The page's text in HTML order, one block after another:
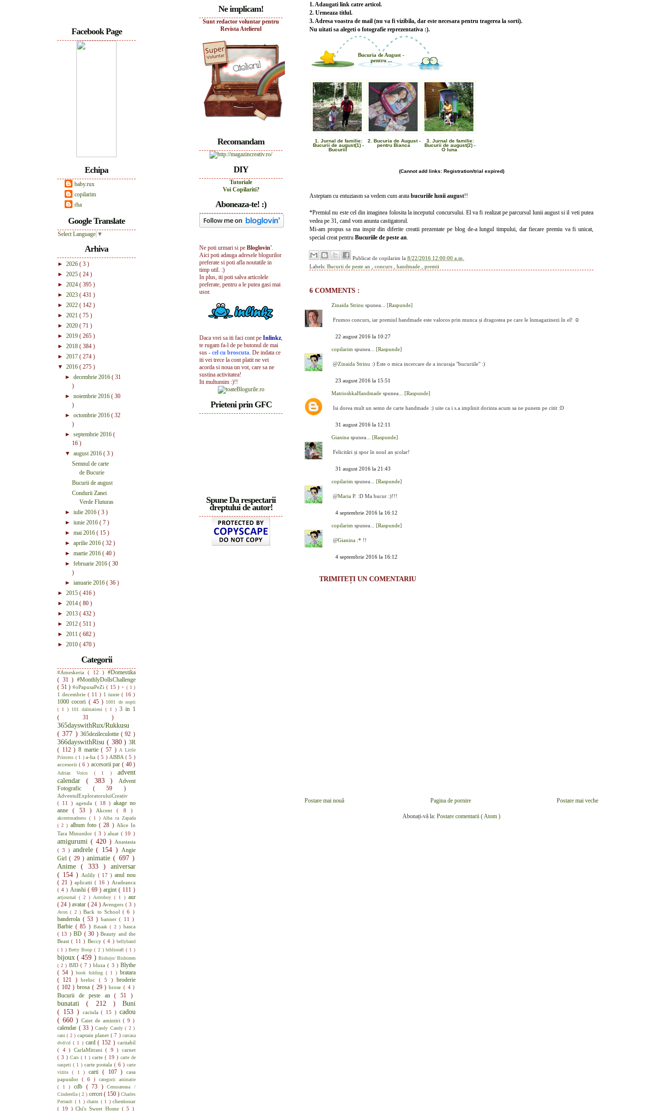
1. Adaugati link catre articol.
2. Urmeaza titlul.
3. Adresa voastra de mail (nu va fi vizibila, dar este necesara pentru tragerea la sorti).
Nu uitati sa alegeti o fotografie reprezentativa :).
Bucuria de August -
pentru ...
1. Jurnal de familie:
Bucurii de august(1) -
Bucuriil
2. Bucuria de August -
pentru Bianca
3. Jurnal de familie:
Bucurii de august(2) -
O luna
(Cannot add links: Registration/trial expired)
Asteptam cu entuziasm sa vedem cum arata bucuriile lunii august!!
*Premiul nu este cel din imaginea folosita la inceputul concursului. El va fi realizat pe parcursul lunii august si il veti putea
vedea pe 31, cand vom anunta castigatorul.
Mi-am propus sa ma inspir din diferite creatii prezentate pe blog de-a lungul timpului, dar fiecare premiu va fi unicat,
special creat pentru Bucuriile de peste an.
Publicat de copilarim la 8/22/2016 12:00:00 a.m.
Labels: Bucurii de peste an concurs handmade premii
6 COMMENTS :
Zinaida Strinu spunea... [Raspunde]
Frumos concurs, iar premiul handmade este valoros prin munca și dragostea pe care le înmagazinezi în el! ☺
22 august 2016 la 10:27
copilarim spunea... [Raspunde]
@Zinaida Strinu :) Este o mica incercare de a incuraja "bucuriile" :)
23 august 2016 la 15:51
MatrioshkaHandmade spunea... [Raspunde]
Isi dorea mult un semn de carte handmade :) uite ca i s.a implinit dorinta acum sa ne punem pe citit :D
31 august 2016 la 12:11
Gianina spunea... [Raspunde]
Felicitări și spor în noul an școlar!
31 august 2016 la 21:43
copilarim spunea... [Raspunde]
@Maria P. :D Ma bucur :)!!!
4 septembrie 2016 la 16:12
copilarim spunea... [Raspunde]
@Gianina :* !!
4 septembrie 2016 la 16:12
TRIMITEȚI UN COMENTARIU
Postare mai nouă Postare mai veche
Pagina de pornire
Abonați-vă la: Postare comentarii ( Atom )
Ne implicam!
Sunt redactor voluntar pentru
Revista Atelierul
Recomandam
DIY
Tutoriale
Voi Copilariti?
Aboneaza-te! :)
Ne poti urmari si pe Bloglovin'.
Aici poti adauga adresele blogurilor
preferate si poti afla noutatile in
timp util. :)
In plus, iti poti salva articolele
preferate, pentru a le putea gasi mai
usor.
Daca vrei sa iti faci cont pe Inlinkz,
te rugam fa-l de pe butonul de mai
sus - cel cu broscuta. De indata ce
iti vei trece la cont platit ne vei
acorda si noua un vot, care sa ne
sustina activitatea!
Iti multumim :)!!
Prieteni prin GFC
Spune Da respectarii
dreptului de autor!
Facebook Page
Echipa
baby.rux
copilarim
rha
Google Translate
Select Language ▼
Arhiva
► 2026 ( 3 )
► 2025 ( 24 )
► 2024 ( 395 )
► 2023 ( 431 )
► 2022 ( 142 )
► 2021 ( 75 )
► 2020 ( 71 )
► 2019 ( 265 )
► 2018 ( 384 )
► 2017 ( 274 )
▼ 2016 ( 275 )
► decembrie 2016 ( 31
)
► noiembrie 2016 ( 30
)
► octombrie 2016 ( 32
)
► septembrie 2016 (
16 )
▼ august 2016 ( 3 )
Semnul de carte
de Bucurie
Bucurii de august
Condurii Zanei
Verde Fluturas
► iulie 2016 ( 3 )
► iunie 2016 ( 7 )
► mai 2016 ( 15 )
► aprilie 2016 ( 32 )
► martie 2016 ( 40 )
► februarie 2016 ( 30
)
► ianuarie 2016 ( 36 )
► 2015 ( 416 )
► 2014 ( 80 )
► 2013 ( 432 )
► 2012 ( 511 )
► 2011 ( 682 )
► 2010 ( 470 )
Categorii
#Ameskeria ( 12 ) #Domestika
( 31 ) #MonthlyDollsChallenge
( 51 )#oPapusaPeZi ( 15 )+ ( 1 )
1 decembrie ( 11 ) 1 iunie ( 16 )
1000 cocori ( 45 ) 1001 de nopti
( 1 ) 101 dalmatieni ( 1 ) 3 in 1
( 31 )
365dayswithRux/Rukkusu
( 377 ) 365dezileculottie( 92 )
366dayswithRisu ( 380 ) 3R
( 112 ) 8 martie( 57 ) A Little
Princess ( 1 ) a-ha ( 5 ) ABBA ( 5 )
accesorii ( 6 ) accesorii par( 40 )
Adrian Voicu ( 1 )advent
calendar ( 383 )
Advent
Fotografic ( 59 )
AdventulExploratoruluiCreativ
( 11 ) agenda ( 18 ) akage no
anne( 53 ) Akcent( 8 )
akcentmadness ( 1 ) Alba ca Zapada
( 2 ) album foto( 28 ) Alice In
Tara Minunilor ( 3 )aluat ( 10 )
amigurumi ( 420 )
Anastasia
( 3 ) andrele( 154 )
Angie
Girl( 29 ) animatie( 697 )
Anime ( 333 ) aniversar
( 154 )
Anlily ( 17 )anul nou
( 21 ) aplicatii ( 16 ) Aradeanca
( 4 ) Arashi ( 69 ) argint ( 111 )
artjournal ( 2 ) Astroboy ( 1 ) aur
( 24 )avatar ( 24 ) Avengers ( 3 )
Avon( 2 )Back to School( 6 )
banderola ( 53 ) banner( 11 )
Barbie ( 85 ) Basaak( 2 ) basca
( 13 )BD ( 30 )Beauty and the
Beast( 11 ) Beccy ( 4 ) bellyband
( 1 )Betty Boop( 2 ) biblioraft ( 1 )
bijoux( 459 ) Bishojo/ Bishonen
( 2 ) BJD ( 7 )bluza( 3 )Blythe
( 54 ) book folding ( 1 ) bratara
( 121 )breloc ( 5 )broderie
( 102 )brosa ( 29 )brose ( 4 )
Bucurii de peste an( 51 )
bunatati( 212 ) Buni
( 153 )
caciula( 15 )cadou
( 660 ) Caiet de amintiri ( 9 )
calendar ( 33 )Candy Candy( 2 )
cani( 2 ) captain planet ( 7 )carcasa
dvd/cd ( 1 ) card( 152 ) caritabil
( 4 ) CarlaMitrani( 9 )carnet
( 3 ) Cars ( 1 ) carte ( 19 ) carte de
oaspeti ( 1 ) carte postala( 6 )carte
vizita ( 1 ) carti ( 107 ) casa
papusilor ( 6 ) categorii animatie
( 1 ) cdb ( 73 )Cenusareasa /
Cinderella( 2 ) cercei ( 150 ) Charles
Perrault ( 1 ) charm ( 1 ) chestionar
( 19 )Chi's Sweet Home ( 5 )